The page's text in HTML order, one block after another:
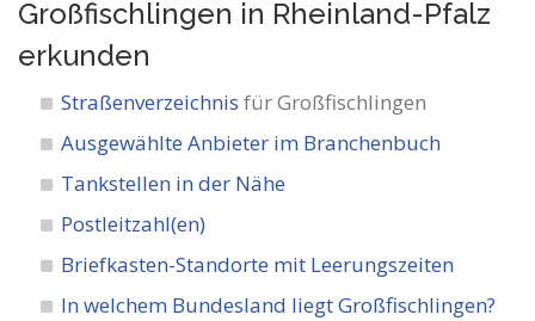
Großfischlingen in Rheinland-Pfalz
erkunden
Straßenverzeichnis für Großfischlingen
Ausgewählte Anbieter im Branchenbuch
Tankstellen in der Nähe
Postleitzahl(en)
Briefkasten-Standorte mit Leerungszeiten
In welchem Bundesland liegt Großfischlingen?